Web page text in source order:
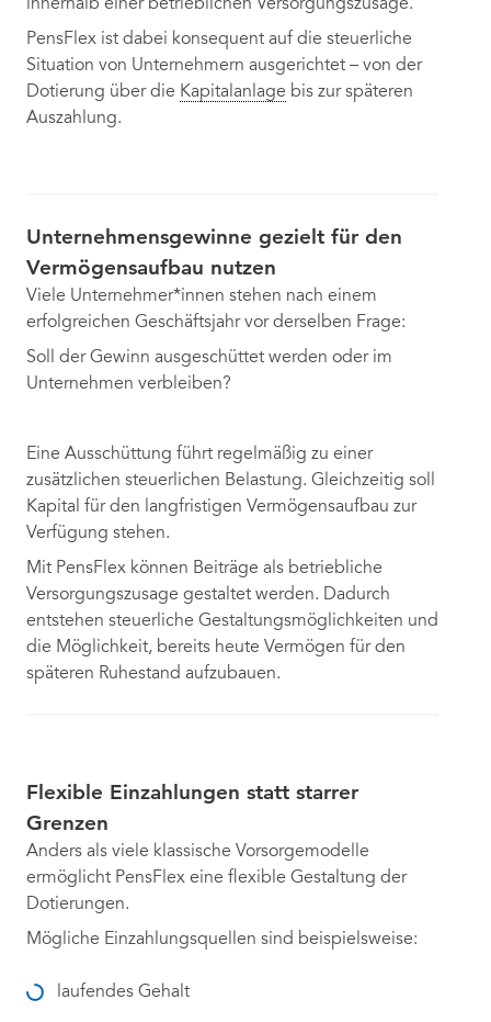
innerhalb einer betrieblichen Versorgungszusage.
PensFlex ist dabei konsequent auf die steuerliche
Situation von Unternehmern ausgerichtet – von der
Dotierung über die Kapitalanlage bis zur späteren
Auszahlung.
Unternehmensgewinne gezielt für den
Vermögensaufbau nutzen
Viele Unternehmer*innen stehen nach einem
erfolgreichen Geschäftsjahr vor derselben Frage:
Soll der Gewinn ausgeschüttet werden oder im
Unternehmen verbleiben?
Eine Ausschüttung führt regelmäßig zu einer
zusätzlichen steuerlichen Belastung. Gleichzeitig soll
Kapital für den langfristigen Vermögensaufbau zur
Verfügung stehen.
Mit PensFlex können Beiträge als betriebliche
Versorgungszusage gestaltet werden. Dadurch
entstehen steuerliche Gestaltungsmöglichkeiten und
die Möglichkeit, bereits heute Vermögen für den
späteren Ruhestand aufzubauen.
Flexible Einzahlungen statt starrer
Grenzen
Anders als viele klassische Vorsorgemodelle
ermöglicht PensFlex eine flexible Gestaltung der
Dotierungen.
Mögliche Einzahlungsquellen sind beispielsweise:
laufendes Gehalt